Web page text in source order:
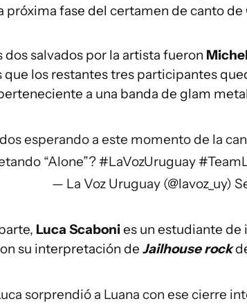
próxima fase del certamen de canto de
dos salvados por la artista fueron
que los restantes tres participantes
a una banda de glam
esperando a este momento de la
“Alone”?#LaVozUruguay
— La Voz Uruguay (@lavoz_uy)
Luca Scaboni es un estudiante de
su interpretación de Jailhouse rock
sorprendió a Luana con ese cierre